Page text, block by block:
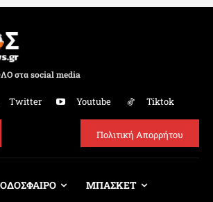
στα social media
Twitter Youtube Tiktok
Πολιτική Απορρήτου
ΜΠΑΣΚΕΤ